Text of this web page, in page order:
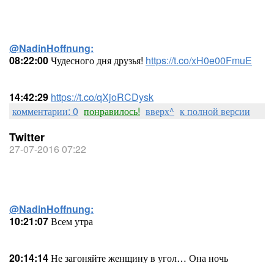
@NadinHoffnung:
08:22:00Чудесного дня друзья! https://t.co/xH0e00FmuE
14:42:29 https://t.co/qXjoRCDysk
комментарии: 0 понравилось! вверх^ к полной версии
Twitter
27-07-2016 07:22
@NadinHoffnung:
10:21:07Всем утра
20:14:14Не загоняйте женщину в угол… Она ночь